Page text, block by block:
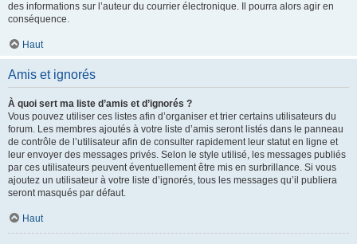
des informations sur l’auteur du courrier électronique. Il pourra alors agir en
conséquence.
Haut
Amis et ignorés
À quoi sert ma liste d’amis et d’ignorés ?
Vous pouvez utiliser ces listes afin d’organiser et trier certains utilisateurs du
forum. Les membres ajoutés à votre liste d’amis seront listés dans le panneau
de contrôle de l’utilisateur afin de consulter rapidement leur statut en ligne et
leur envoyer des messages privés. Selon le style utilisé, les messages publiés
par ces utilisateurs peuvent éventuellement être mis en surbrillance. Si vous
ajoutez un utilisateur à votre liste d’ignorés, tous les messages qu’il publiera
seront masqués par défaut.
Haut